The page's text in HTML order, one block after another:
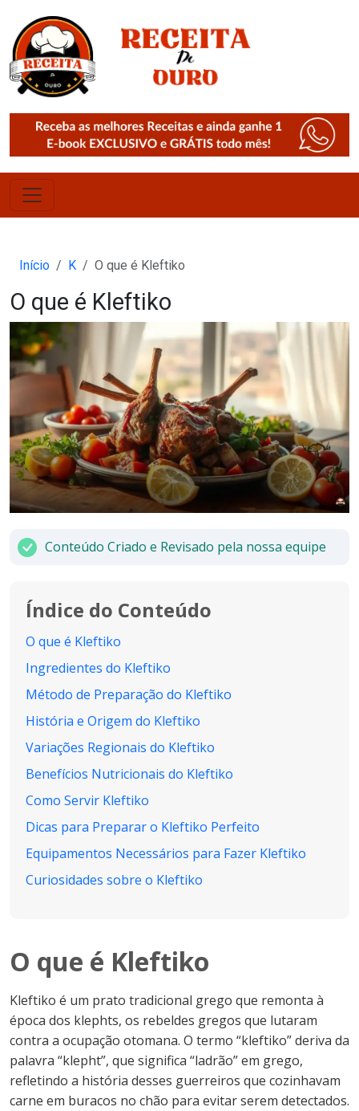
Início K O que é Kleftiko
O que é Kleftiko
Conteúdo Criado e Revisado pela nossa equipe
Índice do Conteúdo
O que é Kleftiko
Ingredientes do Kleftiko
Método de Preparação do Kleftiko
História e Origem do Kleftiko
Variações Regionais do Kleftiko
Benefícios Nutricionais do Kleftiko
Como Servir Kleftiko
Dicas para Preparar o Kleftiko Perfeito
Equipamentos Necessários para Fazer Kleftiko
Curiosidades sobre o Kleftiko
O que é Kleftiko
Kleftiko é um prato tradicional grego que remonta à
época dos klephts, os rebeldes gregos que lutaram
contra a ocupação otomana. O termo “kleftiko” deriva da
palavra “klepht”, que significa “ladrão” em grego,
refletindo a história desses guerreiros que cozinhavam
carne em buracos no chão para evitar serem detectados.